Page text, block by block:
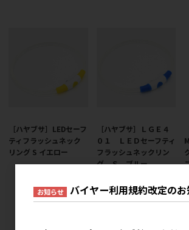
［ハヤブサ］LEDセーフ
ティフラッシュネック
リング S イエロー
1,400円
［ハヤブサ］ＬＧＥ４
０１ ＬＥＤセーフティ
フラッシュネックリン
グ Ｓ ブルー
お知らせ バイヤー利用規約改定の